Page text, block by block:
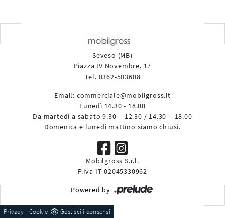
Seveso (MB)
Piazza IV Novembre, 17
Tel. 0362-503608
Email: commerciale@mobilgross.it
Lunedì 14.30 - 18.00
Da martedì a sabato 9.30 – 12.30 / 14.30 – 18.00
Domenica e lunedì mattino siamo chiusi.
Mobilgross S.r.l.
P.Iva IT 02045330962
Powered by
Privacy- Cookie Gestisci i consensi